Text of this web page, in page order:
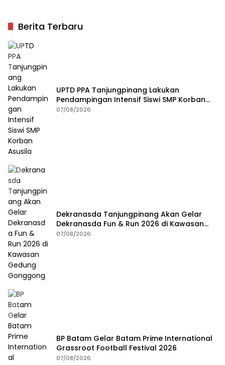
Berita Terbaru
UPTD PPA Tanjungpinang Lakukan
Pendampingan Intensif Siswi SMP Korban
Asusila
07/08/2026
Dekranasda Tanjungpinang Akan Gelar
Dekranasda Fun & Run 2026 di Kawasan
Gedung Gonggong
07/08/2026
BP Batam Gelar Batam Prime International
Grassroot Football Festival 2026
07/08/2026